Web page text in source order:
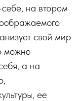
на втором
свой мир
можно
а на
ее